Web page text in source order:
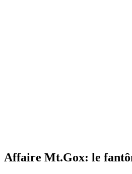
Affaire Mt.Gox: le